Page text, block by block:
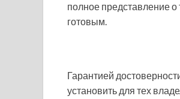
полное представление
готовым.
Гарантией
установить для тех